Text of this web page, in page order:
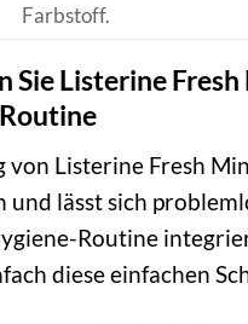
Farbstoff.
Sie Listerine
von Listerine Fresh
und lässt sich
Routine
diese einfachen